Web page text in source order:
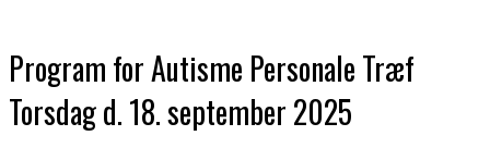
Program for Autisme Personale Træf
Torsdag d. 18. september 2025